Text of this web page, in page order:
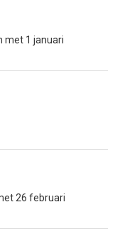
met 1 januari
26 februari